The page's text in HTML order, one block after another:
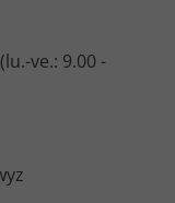
ve.: 9.00 -